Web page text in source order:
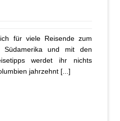
für viele Reisende zum
Südamerika und mit den
werdet ihr nichts
jahrzehnt [...]